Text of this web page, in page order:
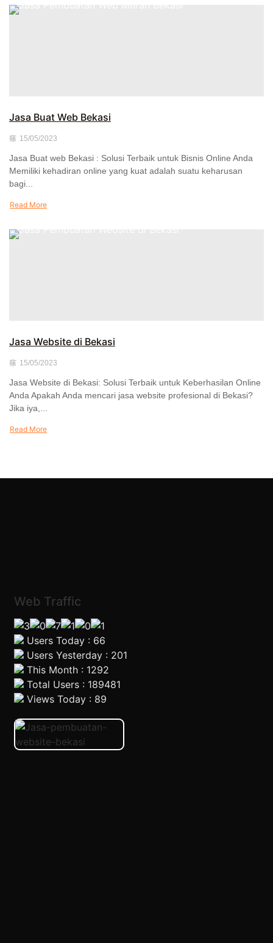
Jasa Buat Web Bekasi
15/05/2023
Jasa Buat web Bekasi : Solusi Terbaik untuk Bisnis Online Anda
Memiliki kehadiran online yang kuat adalah suatu keharusan
bagi...
Read More
Jasa Website di Bekasi
15/05/2023
Jasa Website di Bekasi: Solusi Terbaik untuk Keberhasilan Online
Anda Apakah Anda mencari jasa website profesional di Bekasi?
Jika iya,...
Read More
Web Traffic
Users Today : 66
Users Yesterday : 201
This Month : 1292
Total Users : 189481
Views Today : 89